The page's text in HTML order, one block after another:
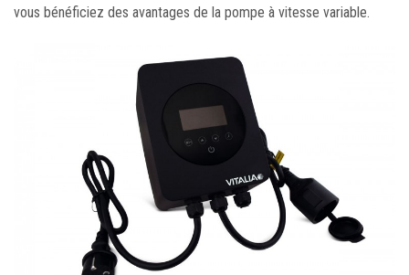
vous bénéficiez des avantages de la pompe à vitesse variable.